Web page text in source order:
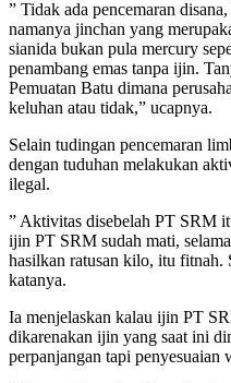
” Tidak ada pencemaran
namanya jinchan yang
sianida bukan pula mercury
penambang emas tanpa ijin.
Pemuatan Batu dimana
keluhan atau tidak,” ucapnya.
Selain tudingan pencemaran
dengan tuduhan melakukan
ilegal.
” Aktivitas disebelah PT SRM
ijin PT SRM sudah mati,
hasilkan ratusan kilo, itu fitnah.
katanya.
Ia menjelaskan kalau ijin PT
dikarenakan ijin yang saat ini
perpanjangan tapi penyesuaian